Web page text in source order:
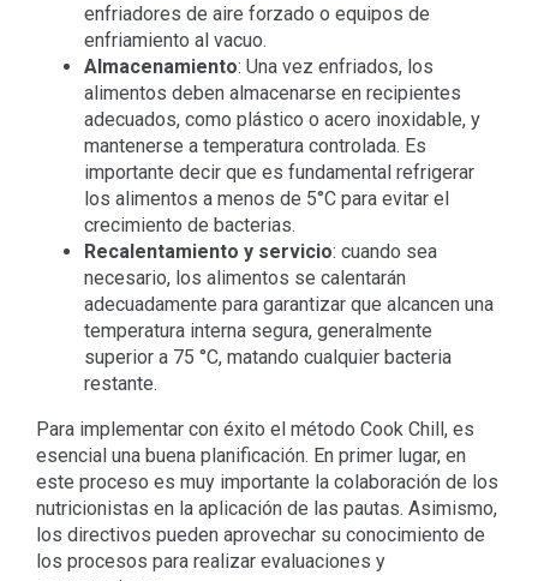
enfriadores de aire forzado o equipos de
enfriamiento al vacuo.
Almacenamiento: Una vez enfriados, los
alimentos deben almacenarse en recipientes
adecuados, como plástico o acero inoxidable, y
mantenerse a temperatura controlada. Es
importante decir que es fundamental refrigerar
los alimentos a menos de 5°C para evitar el
crecimiento de bacterias.
Recalentamiento y servicio: cuando sea
necesario, los alimentos se calentarán
adecuadamente para garantizar que alcancen una
temperatura interna segura, generalmente
superior a 75 °C, matando cualquier bacteria
restante.
Para implementar con éxito el método Cook Chill, es
esencial una buena planificación. En primer lugar, en
este proceso es muy importante la colaboración de los
nutricionistas en la aplicación de las pautas. Asimismo,
los directivos pueden aprovechar su conocimiento de
los procesos para realizar evaluaciones y